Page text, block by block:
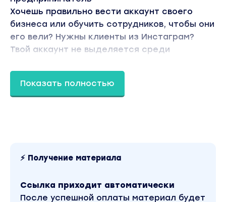
Хочешь правильно вести аккаунт своего
бизнеса или обучить сотрудников, чтобы они
его вели? Нужны клиенты из Инстаграм?
Твой аккаунт не выделяется среди
Блогер / эксперт
Хочешь задавать тренды и создавать
уникальный контент? Хочешь начать
Программа курса
1. МЫШЛЕНИЕ УСПЕШНОГО КОНТЕНТ-
Показать полностью
⚡ Получение материала
Ссылка приходит автоматически
После успешной оплаты материал будет